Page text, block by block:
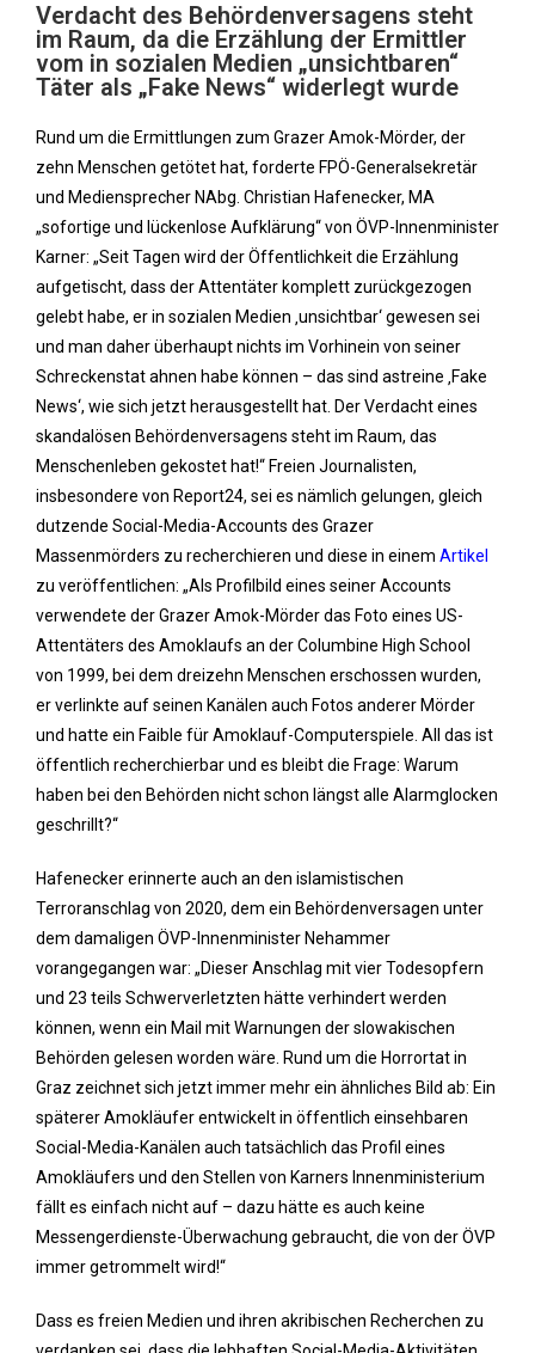
Verdacht des Behördenversagens steht
im Raum, da die Erzählung der Ermittler
vom in sozialen Medien „unsichtbaren“
Täter als „Fake News“ widerlegt wurde
Rund um die Ermittlungen zum Grazer Amok-Mörder, der
zehn Menschen getötet hat, forderte FPÖ-Generalsekretär
und Mediensprecher NAbg. Christian Hafenecker, MA
„sofortige und lückenlose Aufklärung“ von ÖVP-Innenminister
Karner: „Seit Tagen wird der Öffentlichkeit die Erzählung
aufgetischt, dass der Attentäter komplett zurückgezogen
gelebt habe, er in sozialen Medien ‚unsichtbar‘ gewesen sei
und man daher überhaupt nichts im Vorhinein von seiner
Schreckenstat ahnen habe können – das sind astreine ‚Fake
News‘, wie sich jetzt herausgestellt hat. Der Verdacht eines
skandalösen Behördenversagens steht im Raum, das
Menschenleben gekostet hat!“ Freien Journalisten,
insbesondere von Report24, sei es nämlich gelungen, gleich
dutzende Social-Media-Accounts des Grazer
Massenmörders zu recherchieren und diese in einem Artikel
zu veröffentlichen: „Als Profilbild eines seiner Accounts
verwendete der Grazer Amok-Mörder das Foto eines US-
Attentäters des Amoklaufs an der Columbine High School
von 1999, bei dem dreizehn Menschen erschossen wurden,
er verlinkte auf seinen Kanälen auch Fotos anderer Mörder
und hatte ein Faible für Amoklauf-Computerspiele. All das ist
öffentlich recherchierbar und es bleibt die Frage: Warum
haben bei den Behörden nicht schon längst alle Alarmglocken
geschrillt?“
Hafenecker erinnerte auch an den islamistischen
Terroranschlag von 2020, dem ein Behördenversagen unter
dem damaligen ÖVP-Innenminister Nehammer
vorangegangen war: „Dieser Anschlag mit vier Todesopfern
und 23 teils Schwerverletzten hätte verhindert werden
können, wenn ein Mail mit Warnungen der slowakischen
Behörden gelesen worden wäre. Rund um die Horrortat in
Graz zeichnet sich jetzt immer mehr ein ähnliches Bild ab: Ein
späterer Amokläufer entwickelt in öffentlich einsehbaren
Social-Media-Kanälen auch tatsächlich das Profil eines
Amokläufers und den Stellen von Karners Innenministerium
fällt es einfach nicht auf – dazu hätte es auch keine
Messengerdienste-Überwachung gebraucht, die von der ÖVP
immer getrommelt wird!“
Dass es freien Medien und ihren akribischen Recherchen zu